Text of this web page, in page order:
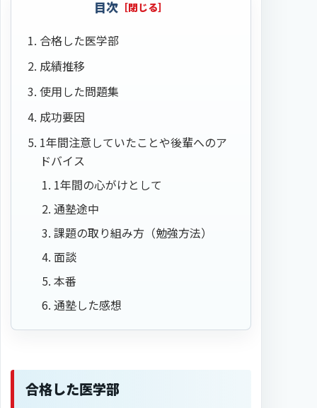
目次
合格した医学部
成績推移
使用した問題集
成功要因
1年間注意していたことや後輩へのア
ドバイス
1年間の心がけとして
通塾途中
課題の取り組み方（勉強方法）
面談
本番
通塾した感想
合格した医学部